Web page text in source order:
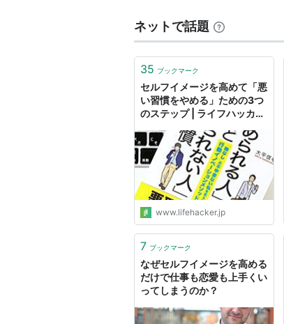
ネットで話題
35 ブックマーク
セルフイメージを高めて「悪
い習慣をやめる」ための3つ
のステップ | ライフハッカ
www.lifehacker.jp
7 ブックマーク
なぜセルフイメージを高める
だけで仕事も恋愛も上手くい
ってしまうのか？